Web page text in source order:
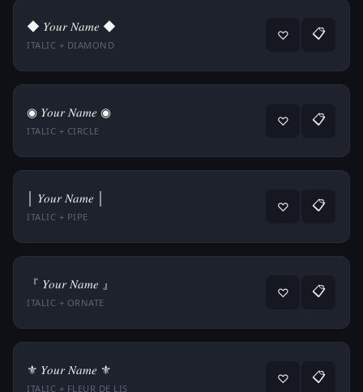
◆ 𝑌𝑜𝑢𝑟 𝑁𝑎𝑚𝑒 ◆
ITALIC + DIAMOND
♡ 📋
◉ 𝑌𝑜𝑢𝑟 𝑁𝑎𝑚𝑒 ◉
ITALIC + CIRCLE
♡ 📋
│ 𝑌𝑜𝑢𝑟 𝑁𝑎𝑚𝑒 │
ITALIC + PIPE
♡ 📋
『 𝑌𝑜𝑢𝑟 𝑁𝑎𝑚𝑒 』
ITALIC + ORNATE
♡ 📋
⚜ 𝑌𝑜𝑢𝑟 𝑁𝑎𝑚𝑒 ⚜
ITALIC + FLEUR DE LIS
♡ 📋